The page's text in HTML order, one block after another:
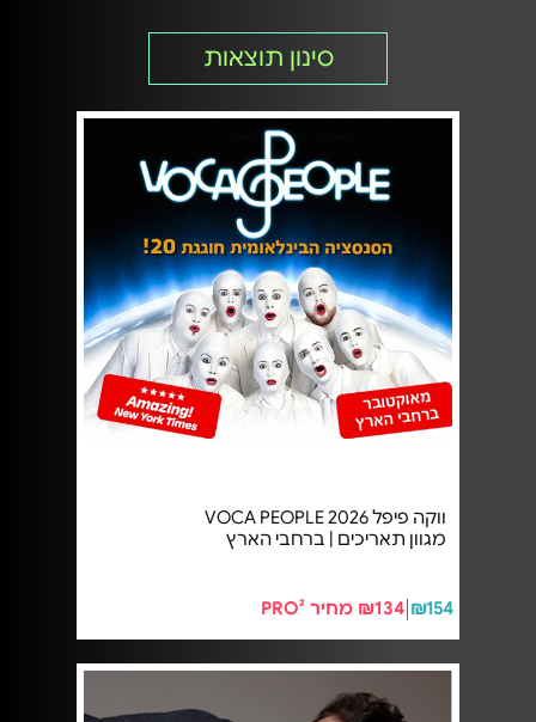
סינון תוצאות
ווקה פיפל VOCA PEOPLE 2026
מגוון תאריכים | ברחבי הארץ
₪154 ₪134 מחיר PRO²